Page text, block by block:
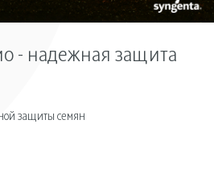
- надежная защита
защиты семян